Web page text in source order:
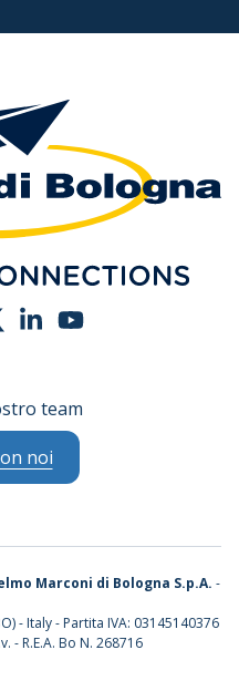
team
noi
Marconi di Bologna S.p.A. -
- Italy - Partita IVA: 03145140376
- R.E.A. Bo N. 268716